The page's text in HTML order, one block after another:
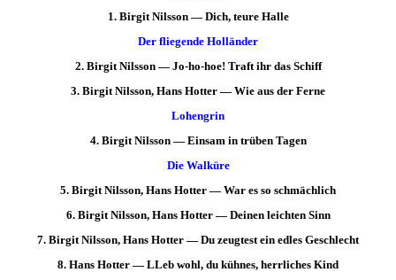
1. Birgit Nilsson — Dich, teure Halle
Der fliegende Holländer
2. Birgit Nilsson — Jo-ho-hoe! Traft ihr das Schiff
3. Birgit Nilsson, Hans Hotter — Wie aus der Ferne
Lohengrin
4. Birgit Nilsson — Einsam in trüben Tagen
Die Walküre
5. Birgit Nilsson, Hans Hotter — War es so schmächlich
6. Birgit Nilsson, Hans Hotter — Deinen leichten Sinn
7. Birgit Nilsson, Hans Hotter — Du zeugtest ein edles Geschlecht
8. Hans Hotter — LLeb wohl, du kühnes, herrliches Kind